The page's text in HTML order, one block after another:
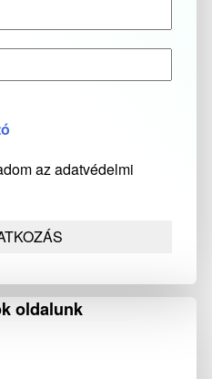
az adatvédelmi
oldalunk